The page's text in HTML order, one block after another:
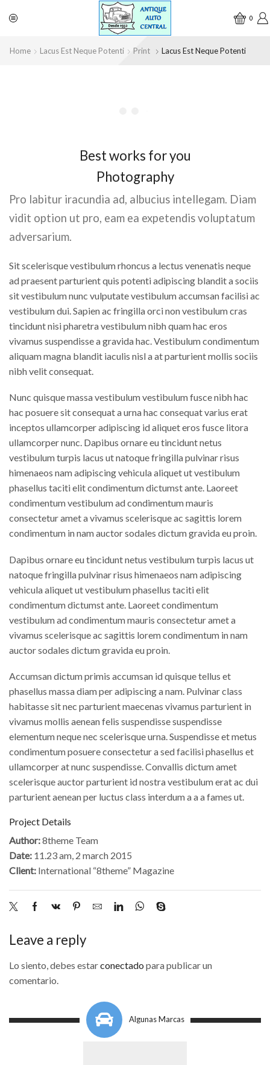
0
Home Lacus Est Neque Potenti Print Lacus Est Neque Potenti
Best works for you
Photography
Pro labitur iracundia ad, albucius intellegam. Diam
vidit option ut pro, eam ea expetendis voluptatum
adversarium.
Sit scelerisque vestibulum rhoncus a lectus venenatis neque
ad praesent parturient quis potenti adipiscing blandit a sociis
sit vestibulum nunc vulputate vestibulum accumsan facilisi ac
vestibulum dui. Sapien ac fringilla orci non vestibulum cras
tincidunt nisi pharetra vestibulum nibh quam hac eros
vivamus suspendisse a gravida hac. Vestibulum condimentum
aliquam magna blandit iaculis nisl a at parturient mollis sociis
nibh velit consequat.
Nunc quisque massa vestibulum vestibulum fusce nibh hac
hac posuere sit consequat a urna hac consequat varius erat
inceptos ullamcorper adipiscing id aliquet eros fusce litora
ullamcorper nunc. Dapibus ornare eu tincidunt netus
vestibulum turpis lacus ut natoque fringilla pulvinar risus
himenaeos nam adipiscing vehicula aliquet ut vestibulum
phasellus taciti elit condimentum dictumst ante. Laoreet
condimentum vestibulum ad condimentum mauris
consectetur amet a vivamus scelerisque ac sagittis lorem
condimentum in nam auctor sodales dictum gravida eu proin.
Dapibus ornare eu tincidunt netus vestibulum turpis lacus ut
natoque fringilla pulvinar risus himenaeos nam adipiscing
vehicula aliquet ut vestibulum phasellus taciti elit
condimentum dictumst ante. Laoreet condimentum
vestibulum ad condimentum mauris consectetur amet a
vivamus scelerisque ac sagittis lorem condimentum in nam
auctor sodales dictum gravida eu proin.
Accumsan dictum primis accumsan id quisque tellus et
phasellus massa diam per adipiscing a nam. Pulvinar class
habitasse sit nec parturient maecenas vivamus parturient in
vivamus mollis aenean felis suspendisse suspendisse
elementum neque nec scelerisque urna. Suspendisse et metus
condimentum posuere consectetur a sed facilisi phasellus et
ullamcorper at nunc suspendisse. Convallis dictum amet
scelerisque auctor parturient id nostra vestibulum erat ac dui
parturient aenean per luctus class interdum a a a fames ut.
Project Details
Author:8theme Team
Date: 11.23 am, 2 march 2015
Client: International “8theme” Magazine
Leave a reply
Lo siento, debes estarconectado para publicar un
comentario.
Algunas Marcas